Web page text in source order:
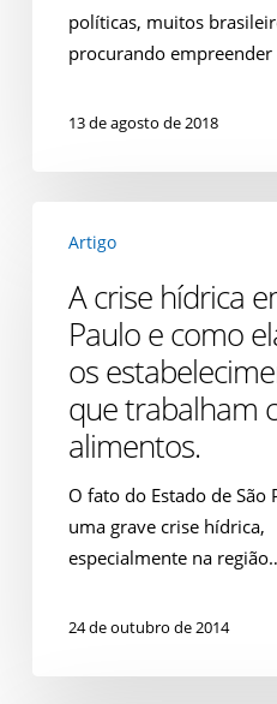
políticas, muitos
procurando
13 de agosto de 2018
crise
Paulo
como
afeta
estabelecimentos
trabalham
Artigo
A crise hídrica
Paulo e como
os
que trabalham
alimentos.
O fato do Estado de São
uma grave crise hídrica,
especialmente na
24 de outubro de 2014